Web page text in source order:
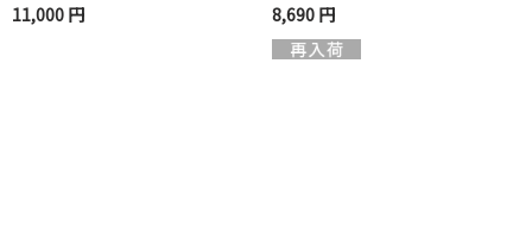
11,000 円 8,690 円